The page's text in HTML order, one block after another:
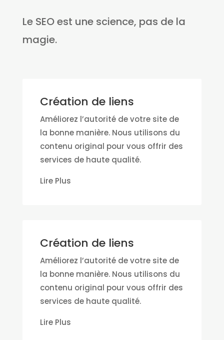
Le SEO est une science, pas de la
magie.
Création de liens
Améliorez l’autorité de votre site de
la bonne manière. Nous utilisons du
contenu original pour vous offrir des
services de haute qualité.
Lire Plus
Création de liens
Améliorez l’autorité de votre site de
la bonne manière. Nous utilisons du
contenu original pour vous offrir des
services de haute qualité.
Lire Plus